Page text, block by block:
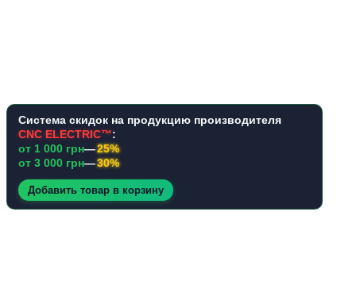
от 3 000 грн—30%
Добавить товар в корзину